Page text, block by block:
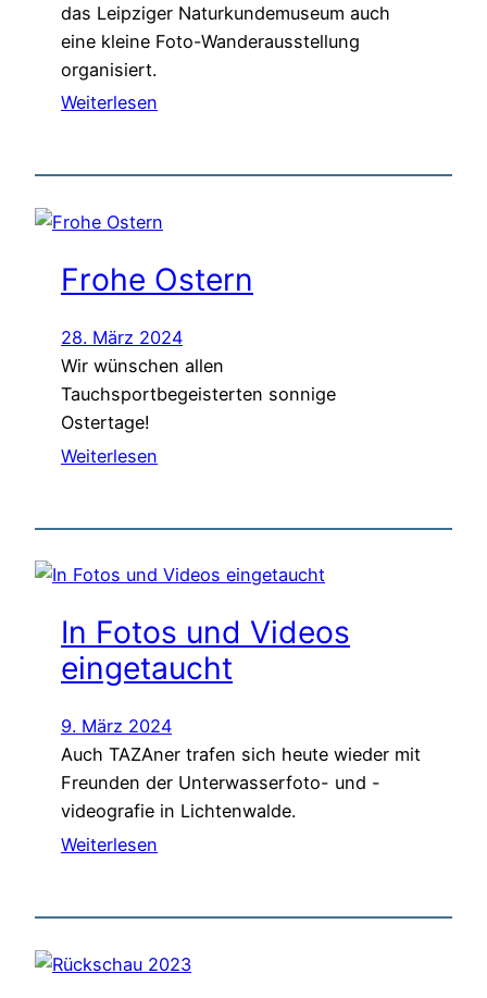
das Leipziger Naturkundemuseum auch
eine kleine Foto-Wanderausstellung
organisiert.
Weiterlesen
Frohe Ostern
28. März 2024
Wir wünschen allen
Tauchsportbegeisterten sonnige
Ostertage!
Weiterlesen
In Fotos und Videos
eingetaucht
9. März 2024
Auch TAZAner trafen sich heute wieder mit
Freunden der Unterwasserfoto- und -
videografie in Lichtenwalde.
Weiterlesen